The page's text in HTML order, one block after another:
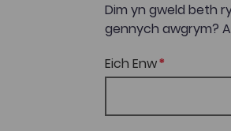
Dim yn gweld beth
gennych awgrym?
Eich Enw